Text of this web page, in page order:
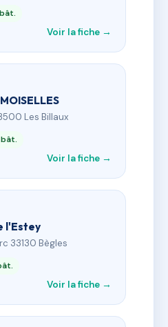
Voir la fiche →
Les Billaux
Voir la fiche →
l'Estey
33130 Bègles
Voir la fiche →